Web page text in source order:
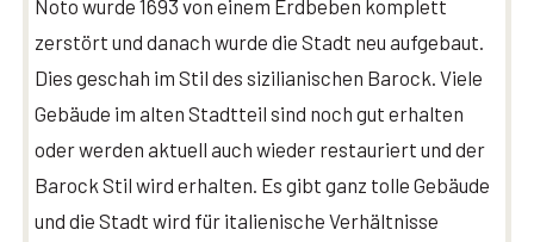
Noto wurde 1693 von einem Erdbeben komplett
zerstört und danach wurde die Stadt neu aufgebaut.
Dies geschah im Stil des sizilianischen Barock. Viele
Gebäude im alten Stadtteil sind noch gut erhalten
oder werden aktuell auch wieder restauriert und der
Barock Stil wird erhalten. Es gibt ganz tolle Gebäude
und die Stadt wird für italienische Verhältnisse